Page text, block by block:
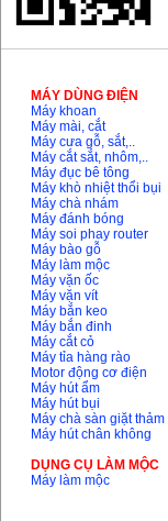
MÁY DÙNG ĐIỆN
Máy khoan
Máy mài, cắt
Máy cưa gỗ, sắt,..
Máy cắt sắt, nhôm,..
Máy đục bê tông
Máy khò nhiệt thổi bụi
Máy chà nhám
Máy đánh bóng
Máy soi phay router
Máy bào gỗ
Máy làm mộc
Máy vặn ốc
Máy vặn vít
Máy bắn keo
Máy bắn đinh
Máy cắt cỏ
Máy tỉa hàng rào
Motor động cơ điện
Máy hút ẩm
Máy hút bụi
Máy chà sàn giặt thảm
Máy hút chân không
DỤNG CỤ LÀM MỘC
Máy làm mộc